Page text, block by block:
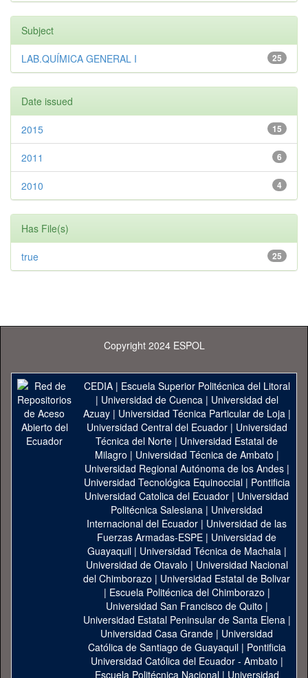
Subject
25
LAB.QUÍMICA GENERAL I
Date issued
15
2015
6
2011
4
2010
Has File(s)
25
true
Copyright 2024 ESPOL
CEDIA| Escuela Superior Politécnica del Litoral
| Universidad de Cuenca| Universidad del
Azuay| Universidad Técnica Particular de Loja|
Universidad Central del Ecuador| Universidad
Técnica del Norte | Universidad Estatal de
Milagro | Universidad Técnica de Ambato |
Universidad Regional Autónoma de los Andes|
Universidad Tecnológica Equinoccial| Pontificia
Universidad Catolica del Ecuador | Universidad
Politécnica Salesiana | Universidad
Internacional del Ecuador | Universidad de las
Fuerzas Armadas-ESPE | Universidad de
Guayaquil| Universidad Técnica de Machala|
Universidad de Otavalo | Universidad Nacional
del Chimborazo | Universidad Estatal de Bolivar
| Escuela Politécnica del Chimborazo |
Universidad San Francisco de Quito |
Universidad Estatal Peninsular de Santa Elena|
Universidad Casa Grande | Universidad
Católica de Santiago de Guayaquil| Pontificia
Universidad Católica del Ecuador - Ambato |
Escuela Politécnica Nacional| Universidad